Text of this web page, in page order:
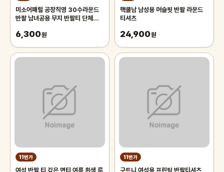
미소어패럴 공장직영 30수라운드
반팔 남녀공용 무지 반팔티 단체티
6,300원
핵쿨남 남성용 머슬핏 반팔 라운드
티셔츠
24,900원
11번가
여성 반팔 티 깊은 면티 여름 흰색 루
11번가
구트니 여성용 프린팅 반팔티셔츠